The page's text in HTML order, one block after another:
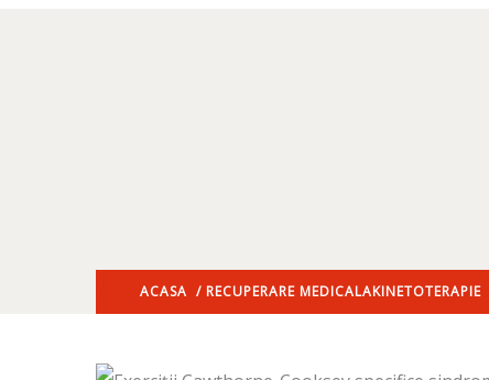
ACASA / RECUPERARE MEDICALAKINETOTERAPIE